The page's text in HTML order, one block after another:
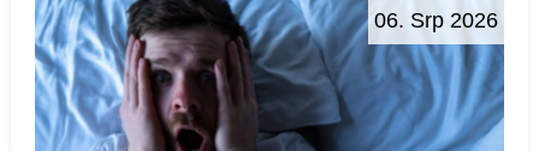
06. Srp 2026